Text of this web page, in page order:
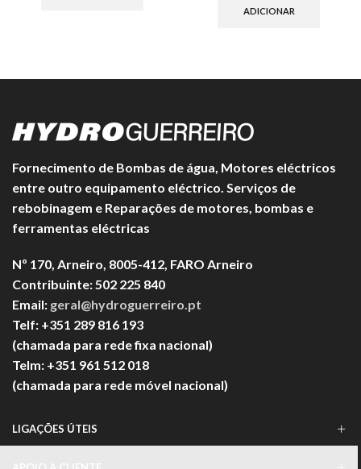
ADICIONAR
Fornecimento de Bombas de água, Motores eléctricos
entre outro equipamento eléctrico. Serviços de
rebobinagem e Reparações de motores, bombas e
ferramentas eléctricas
Nº 170, Arneiro, 8005-412, FARO Arneiro
Contribuinte: 502 225 840
Email: geral@hydroguerreiro.pt
Telf: +351 289 816 193
(chamada para rede fixa nacional)
Telm: +351 961 512 018
(chamada para rede móvel nacional)
LIGAÇÕES ÚTEIS